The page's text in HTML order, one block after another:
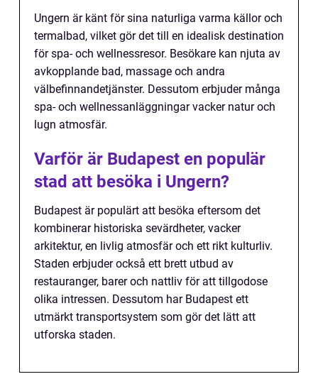
Ungern är känt för sina naturliga varma källor och
termalbad, vilket gör det till en idealisk destination
för spa- och wellnessresor. Besökare kan njuta av
avkopplande bad, massage och andra
välbefinnandetjänster. Dessutom erbjuder många
spa- och wellnessanläggningar vacker natur och
lugn atmosfär.
Varför är Budapest en populär
stad att besöka i Ungern?
Budapest är populärt att besöka eftersom det
kombinerar historiska sevärdheter, vacker
arkitektur, en livlig atmosfär och ett rikt kulturliv.
Staden erbjuder också ett brett utbud av
restauranger, barer och nattliv för att tillgodose
olika intressen. Dessutom har Budapest ett
utmärkt transportsystem som gör det lätt att
utforska staden.